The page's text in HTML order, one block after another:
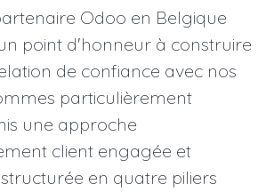
Odoo en Belgique
point d'honneur à construire
de confiance avec nos
particulièrement
une approche
client engagée et
en quatre piliers